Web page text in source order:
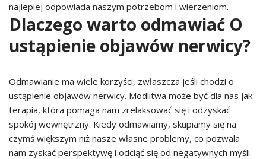
najlepiej odpowiada naszym potrzebom i wierzeniom.
Dlaczego warto odmawiać O
ustąpienie objawów nerwicy?
Odmawianie ma wiele korzyści, zwłaszcza jeśli chodzi o
ustąpienie objawów nerwicy. Modlitwa może być dla nas jak
terapia, która pomaga nam zrelaksować się i odzyskać
spokój wewnętrzny. Kiedy odmawiamy, skupiamy się na
czymś większym niż nasze własne problemy, co pozwala
nam zyskać perspektywę i odciąć się od negatywnych myśli.